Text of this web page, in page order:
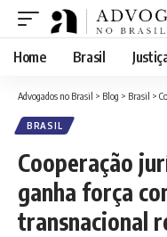
Home Brasil
Advogados no Brasil > Blog > Brasil >
BRASIL
Cooperação
ganha força
transnacional